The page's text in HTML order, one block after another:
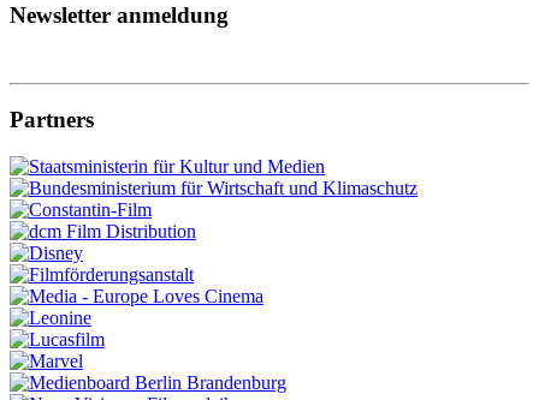
Newsletter anmeldung
Partners